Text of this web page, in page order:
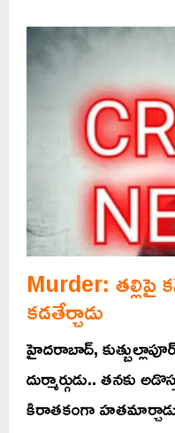
Murder: తల్లిపై
కడతేర్చాడు
హైదరాబాద్,
దుర్మార్గుడు.. తనకు
కిరాతకంగా